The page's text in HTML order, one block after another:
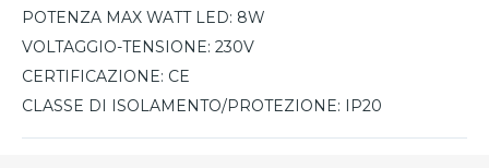
POTENZA MAX WATT LED: 8W
VOLTAGGIO-TENSIONE: 230V
CERTIFICAZIONE: CE
CLASSE DI ISOLAMENTO/PROTEZIONE: IP20